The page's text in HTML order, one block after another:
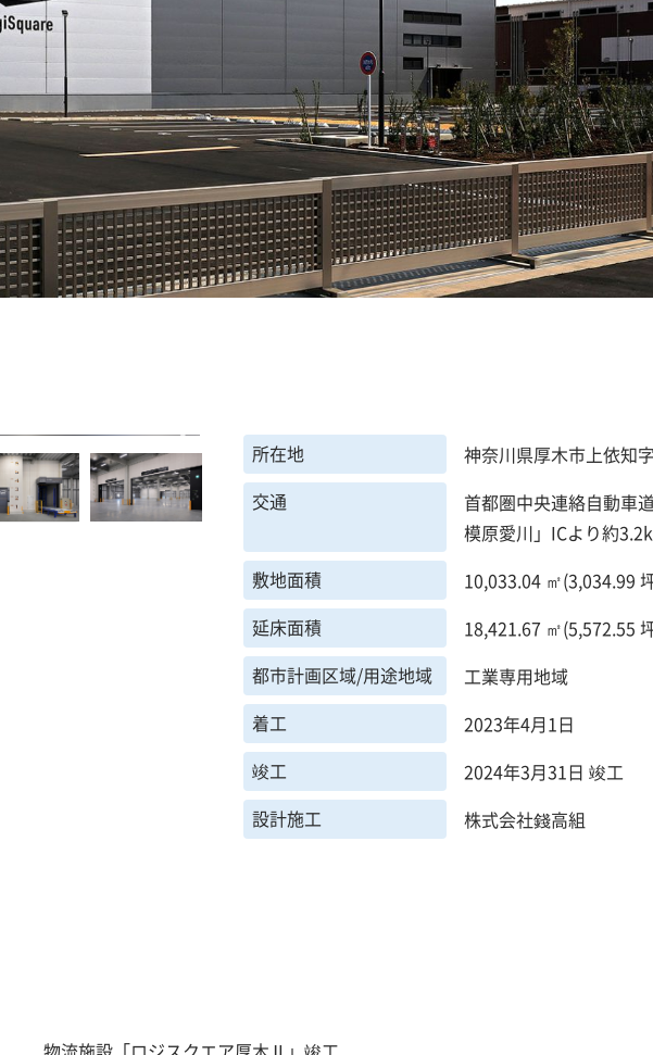
所在地
神奈川県厚木市上依知
交通
首都圏中央連絡自動車
模原愛川」ICより約
敷地面積
10,033.04 ㎡(3,034.99
延床面積
18,421.67 ㎡(5,572.55
都市計画区域/用途地域
工業専用地域
着工
2023年4月1日
竣工
2024年3月31日 竣工
設計施工
株式会社錢高組